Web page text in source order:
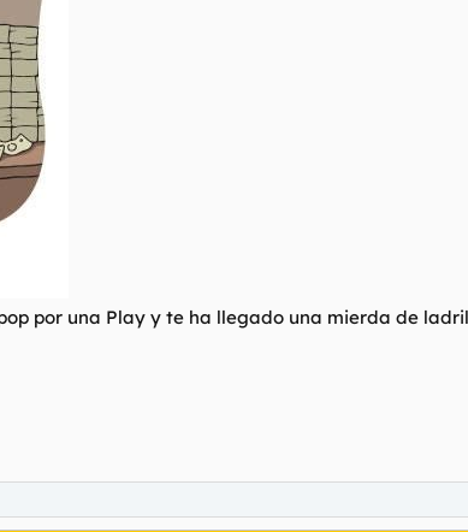
por una Play y te ha llegado una mierda de